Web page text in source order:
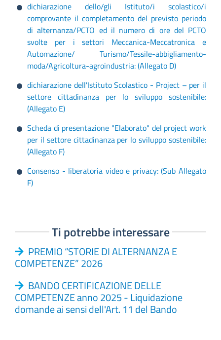
dichiarazione dello/gli Istituto/i scolastico/i
comprovante il completamento del previsto periodo
di alternanza/PCTO ed il numero di ore del PCTO
svolte per i settori Meccanica-Meccatronica e
Automazione/ Turismo/Tessile-abbigliamento-
moda/Agricoltura-agroindustria: (Allegato D)
dichiarazione dell'Istituto Scolastico - Project – per il
settore cittadinanza per lo sviluppo sostenibile:
(Allegato E)
Scheda di presentazione "Elaborato" del project work
per il settore cittadinanza per lo sviluppo sostenibile:
(Allegato F)
Consenso - liberatoria video e privacy: (Sub Allegato
F)
Ti potrebbe interessare
PREMIO “STORIE DI ALTERNANZA E
COMPETENZE” 2026
BANDO CERTIFICAZIONE DELLE
COMPETENZE anno 2025 - Liquidazione
domande ai sensi dell'Art. 11 del Bando